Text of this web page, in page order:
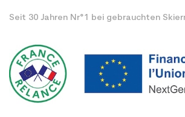
Seit 30 Jahren Nr°1 bei gebrauchten